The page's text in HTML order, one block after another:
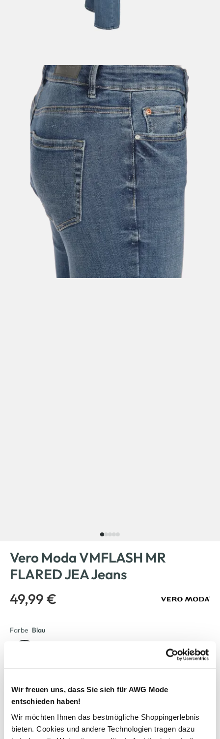
Wir freuen uns, dass Sie sich für AWG Mode
entschieden haben!
Wir möchten Ihnen das bestmögliche Shoppingerlebnis
bieten. Cookies und andere Technologien tragen dazu
Vero Moda VMFLASH MR
FLARED JEA Jeans
49,99 €
Farbe Blau
S/30 S/32 XL/30 XL/32